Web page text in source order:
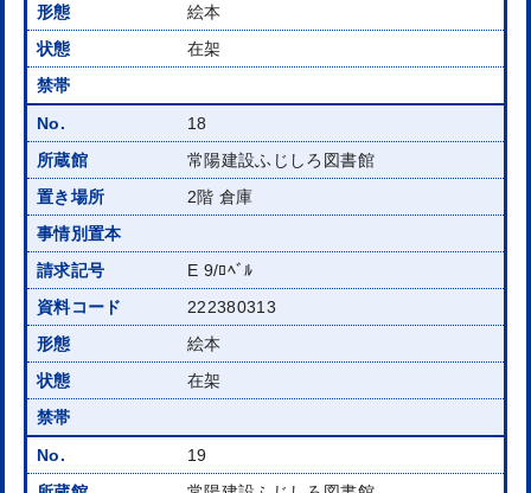
絵本
在架
18
常陽建設ふじしろ図書館
2階 倉庫
E 9/ﾛﾍﾞﾙ
222380313
絵本
在架
19